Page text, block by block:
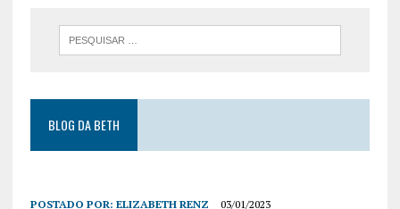
BLOG DA BETH
POSTADO POR: ELIZABETH RENZ 03/01/2023